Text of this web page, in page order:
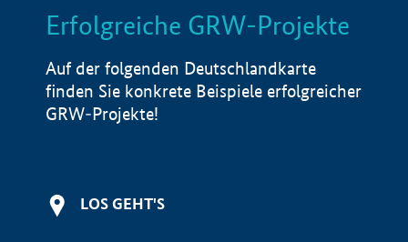
LISTE Info
Erfolgreiche GRW-Projekte
Auf der folgenden Deutschlandkarte
finden Sie konkrete Beispiele erfolgreicher
GRW-Projekte!
LOS GEHT'S